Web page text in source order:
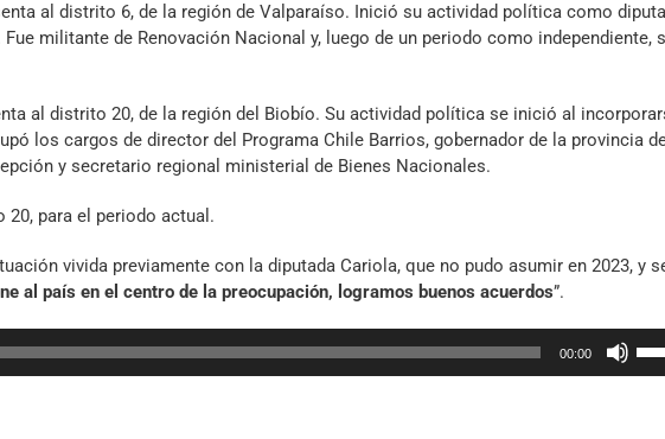
o
al distrito 6, de la región de Valparaíso. Inició su actividad política como
militante de Renovación Nacional y, luego de un periodo como independiente,
al distrito 20, de la región del Biobío. Su actividad política se inició al
los cargos de director del Programa Chile Barrios, gobernador de la provincia
y secretario regional ministerial de Bienes Nacionales.
20, para el periodo actual.
vivida previamente con la diputada Cariola, que no pudo asumir en 2023, y
al país en el centro de la preocupación, logramos buenos acuerdos”.
00:00